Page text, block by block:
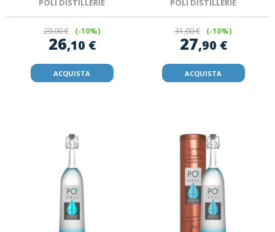
POLI DISTILLERIE
29,00 € (-10%)
26,10 €
ACQUISTA
POLI DISTILLERIE
31,00 € (-10%)
27,90 €
ACQUISTA